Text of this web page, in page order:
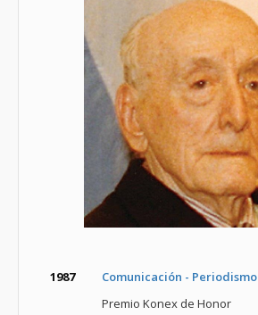
1987
Comunicación - Periodismo
Premio Konex de Honor